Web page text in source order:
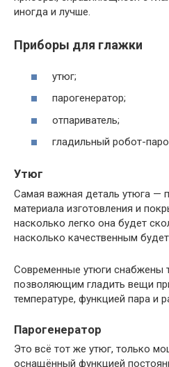
иногда и лучше.
Приборы для глажки
утюг;
парогенератор;
отпариватель;
гладильный робот-
Утюг
Самая важная деталь утюга —
материала изготовления и
насколько легко она будет
насколько качественным будет
Современные утюги снабжены
позволяющим гладить вещи
температуре, функцией пара и
Парогенератор
Это всё тот же утюг, только
оснащённый функцией